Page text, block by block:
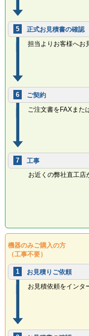
5
正式お見積書の確認
担当よりお客様へお
6
ご契約
ご注文書をFAXまた
7
工事
お近くの弊社直工店
機器のみご購入の方
（工事不要）
1
お見積りご依頼
お見積依頼をインタ